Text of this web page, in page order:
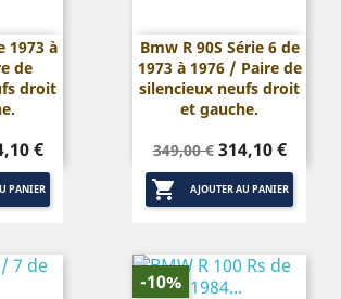
1973 à
de
droit
€
PANIER
Bmw R 90S Série 6 de
1973 à 1976 / Paire de
silencieux neufs droit
et gauche.
Prix
de
base
349,00 € Prix
314,10 €
 AJOUTER AU PANIER
-10%